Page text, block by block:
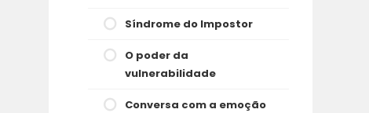
Síndrome do Impostor
O poder da
vulnerabilidade
Conversa com a emoção